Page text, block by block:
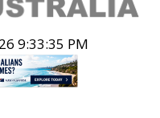
9:33:36 PM